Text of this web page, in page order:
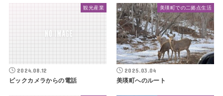
観光産業
2024.08.12
ビックカメラからの電話
美瑛町での二拠点生活
2025.03.04
美瑛町へのルート